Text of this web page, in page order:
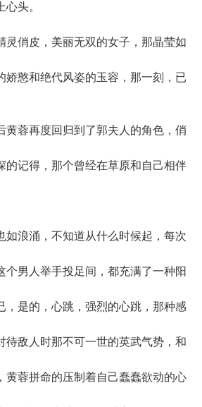
头。
俏皮，美丽无双的女子，那晶莹如
娇憨和绝代风姿的玉容，那一刻，已
蓉再度回归到了郭夫人的角色，俏
的记得，那个曾经在草原和自己相伴
浪涌，不知道从什么时候起，每次
个男人举手投足间，都充满了一种阳
，是的，心跳，强烈的心跳，那种感
待敌人时那不可一世的英武气势，和
黄蓉拼命的压制着自己蠢蠢欲动的心